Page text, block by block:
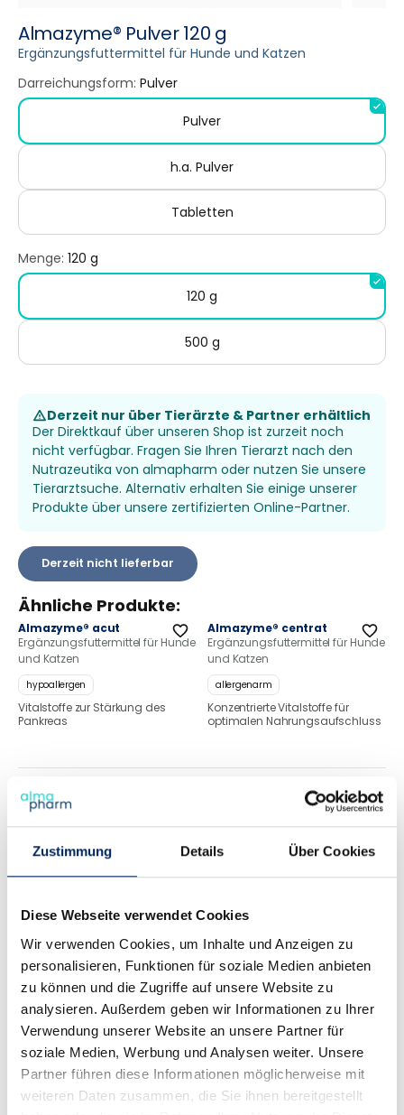
Zustimmung Details Über Cookies
Diese Webseite verwendet Cookies
Wir verwenden Cookies, um Inhalte und Anzeigen zu
personalisieren, Funktionen für soziale Medien anbieten
zu können und die Zugriffe auf unsere Website zu
analysieren. Außerdem geben wir Informationen zu Ihrer
Verwendung unserer Website an unsere Partner für
soziale Medien, Werbung und Analysen weiter. Unsere
Partner führen diese Informationen möglicherweise mit
weiteren Daten zusammen, die Sie ihnen bereitgestellt
Almazyme® Pulver 120 g
Ergänzungsfuttermittel für Hunde und Katzen
Darreichungsform: Pulver
Pulver
h.a. Pulver
Tabletten
Menge: 120 g
120 g
500 g
Derzeit nur über Tierärzte & Partner erhältlich
Der Direktkauf über unseren Shop ist zurzeit noch
nicht verfügbar. Fragen Sie Ihren Tierarzt nach den
Nutrazeutika von almapharm oder nutzen Sie unsere
Tierarztsuche. Alternativ erhalten Sie einige unserer
Produkte über unsere zertifizierten Online-Partner.
Derzeit nicht lieferbar
Ähnliche Produkte:
Almazyme® acut
Ergänzungsfuttermittel für Hunde
und Katzen
hypoallergen
Vitalstoffe zur Stärkung des
Pankreas
Almazyme® centrat
Ergänzungsfuttermittel für Hunde
und Katzen
allergenarm
Konzentrierte Vitalstoffe für
optimalen Nahrungsaufschluss
Produktbeschreibung & Details
Hinweise für eine sachgerechte Anwendung
Nahrung sorgt dafür, dass Nährstoffe richtig verdaut
und vom Organismus verwertet werden. Das Tier
geformten Kot in nicht übermäßigen Mengen ab
Von einer Unterstützung der enzymatischen
Verdauung profitieren insbesondere Tiere bei
verminderter Enzym-Eigensynthese, ältere Tiere
und Tiere mit Futterunver­träglichkeiten. Auch bei
Futterumstellungen kann eine Unterstützung der
Verdauung sinnvoll sein.
Das in Almazyme® verwendete Pankreaspulver
enthält durch die besonders schonende Art der
Herstellung native verdauungsfördernde Enzyme